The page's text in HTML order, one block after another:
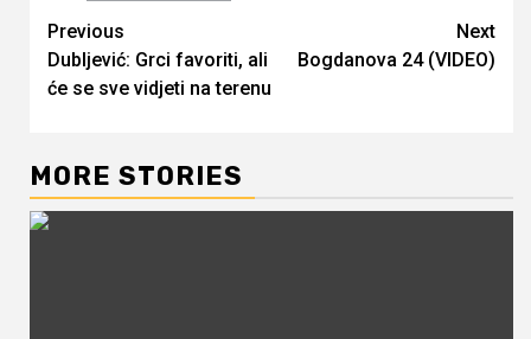
Continue
Reading
Previous
Dubljević: Grci favoriti, ali
će se sve vidjeti na terenu
Next
Bogdanova 24 (VIDEO)
MORE STORIES